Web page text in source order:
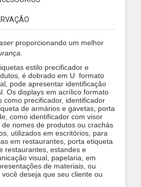
proporcionando um melhor
estilo precificador e
é dobrado em U formato
pode apresentar identificação
Os displays em acrílico formato
como precificador, identificador
de armários e gavetas, porta
como identificador com visor
nomes de produtos ou crachás
utilizados em escritórios, para
em restaurantes, porta etiqueta
restaurantes, estandes e
visual, papelaria, em
de materiais, ou
deseja que seu cliente ou